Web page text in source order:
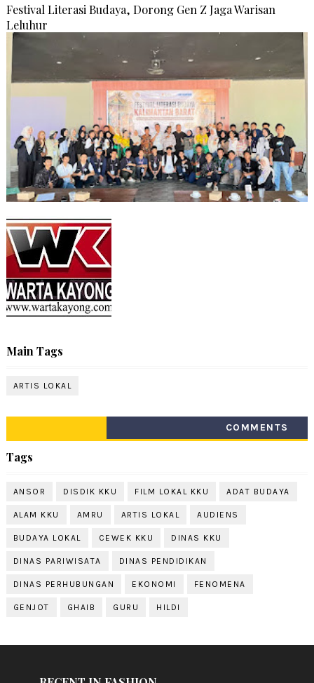
Festival Literasi Budaya, Dorong Gen Z Jaga Warisan
Leluhur
Main Tags
ARTIS LOKAL
COMMENTS
Tags
ANSOR DISDIK KKU FILM LOKAL KKU ADAT BUDAYA
ALAM KKU AMRU ARTIS LOKAL AUDIENS
BUDAYA LOKAL CEWEK KKU DINAS KKU
DINAS PARIWISATA DINAS PENDIDIKAN
DINAS PERHUBUNGAN EKONOMI FENOMENA
GENJOT GHAIB GURU HILDI